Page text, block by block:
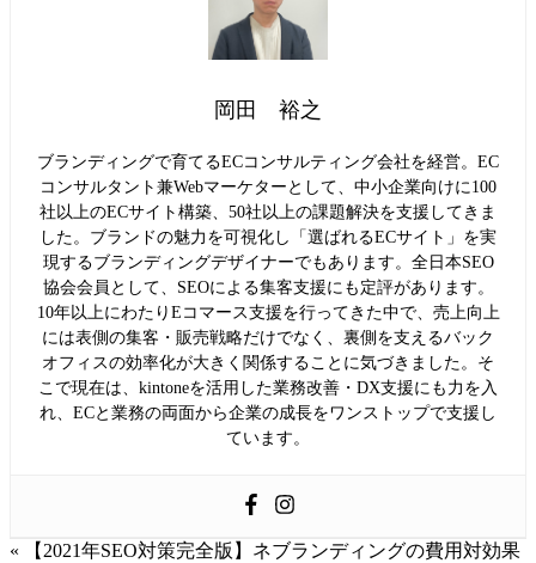
岡田 裕之
ブランディングで育てるECコンサルティング会社を経営。EC
コンサルタント兼Webマーケターとして、中小企業向けに100
社以上のECサイト構築、50社以上の課題解決を支援してきま
した。ブランドの魅力を可視化し「選ばれるECサイト」を実
現するブランディングデザイナーでもあります。全日本SEO
協会会員として、SEOによる集客支援にも定評があります。
10年以上にわたりEコマース支援を行ってきた中で、売上向上
には表側の集客・販売戦略だけでなく、裏側を支えるバック
オフィスの効率化が大きく関係することに気づきました。そ
こで現在は、kintoneを活用した業務改善・DX支援にも力を入
れ、ECと業務の両面から企業の成長をワンストップで支援し
ています。
« 【2021年SEO対策完全版】ネブランディングの費用対効果